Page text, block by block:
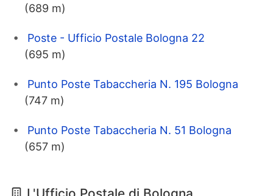
(689 m)
Poste - Ufficio Postale Bologna 22
(695 m)
Punto Poste Tabaccheria N. 195 Bologna
(747 m)
Punto Poste Tabaccheria N. 51 Bologna
(657 m)